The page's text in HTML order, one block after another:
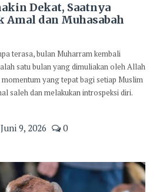
Dekat, Saatnya
Amal dan Muhasabah
terasa, bulan Muharram kembali
satu bulan yang dimuliakan oleh Allah
yang tepat bagi setiap Muslim
saleh dan melakukan introspeksi diri.
Juni 9, 2026 0